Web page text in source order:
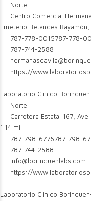
Norte
Centro Comercial
Emeterio Betances
787-778-0015787-778-
787-744-2588
https://
Laboratorio Clinico
Norte
Carretera Estatal 167,
1.14 mi
787-798-6776787-798-
787-744-2588
info@borinquenlabs.com
https://
Laboratorio Clinico